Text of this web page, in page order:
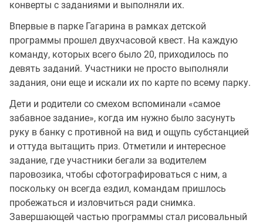
конверты с заданиями и выполняли их.
Впервые в парке Гагарина в рамках детской
программы прошел двухчасовой квест. На каждую
команду, которых всего было 20, приходилось по
девять заданий. Участники не просто выполняли
задания, они еще и искали их по карте по всему парку.
Дети и родители со смехом вспоминали «самое
забавное задание», когда им нужно было засунуть
руку в банку с противной на вид и ощупь субстанцией
и оттуда вытащить приз. Отметили и интересное
задание, где участники бегали за водителем
паровозика, чтобы сфотографироваться с ним, а
поскольку он всегда ездил, командам пришлось
пробежаться и изловчиться ради снимка.
Завершающей частью программы стал рисовальный